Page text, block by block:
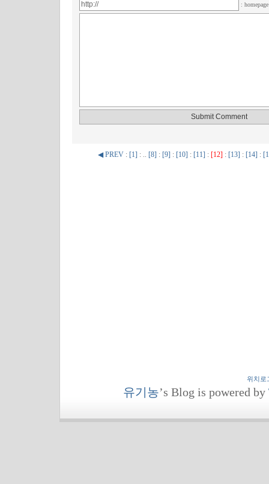
:
◀ PREV : [1] : .. [8] : [9] : [10] : [11] : [12] : [13] : [14] :
위치로
유기농’s Blog is powered by